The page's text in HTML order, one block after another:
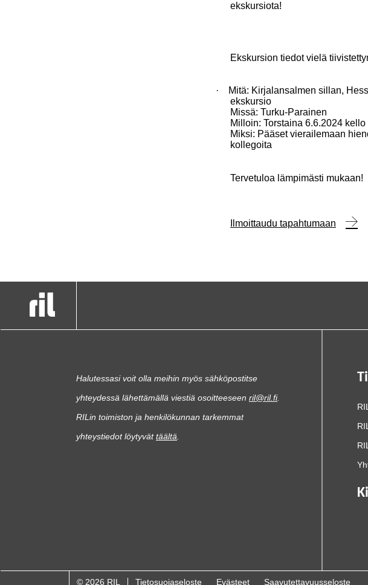
ekskursiota!
Ekskursion tiedot vielä
· Mitä: Kirjalansalmen sillan,
ekskursio
Missä: Turku-Parainen
Milloin: Torstaina 6.6.2024
Miksi: Pääset vierailemaan
kollegoita
Tervetuloa lämpimästi mukaan!
Ilmoittaudu tapahtumaan
Halutessasi voit olla meihin myös sähköpostitse
yhteydessä lähettämällä viestiä osoitteeseen ril@ril.fi.
RILin toimiston ja henkilökunnan tarkemmat
yhteystiedot löytyvättäältä
© 2026 RIL Tietosuojaseloste Evästeet Saavutettavuusseloste